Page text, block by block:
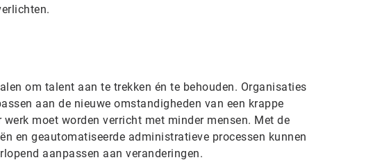
om talent aan te trekken én te behouden. Organisaties
aan de nieuwe omstandigheden van een krappe
moet worden verricht met minder mensen. Met de
en geautomatiseerde administratieve processen kunnen
aanpassen aan veranderingen.